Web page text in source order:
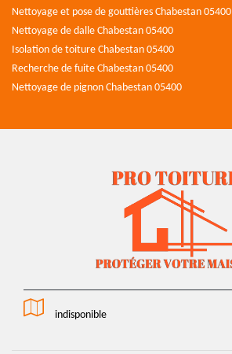
Nettoyage et pose de gouttières Chabestan 05400
Nettoyage de dalle Chabestan 05400
Isolation de toiture Chabestan 05400
Recherche de fuite Chabestan 05400
Nettoyage de pignon Chabestan 05400
indisponible